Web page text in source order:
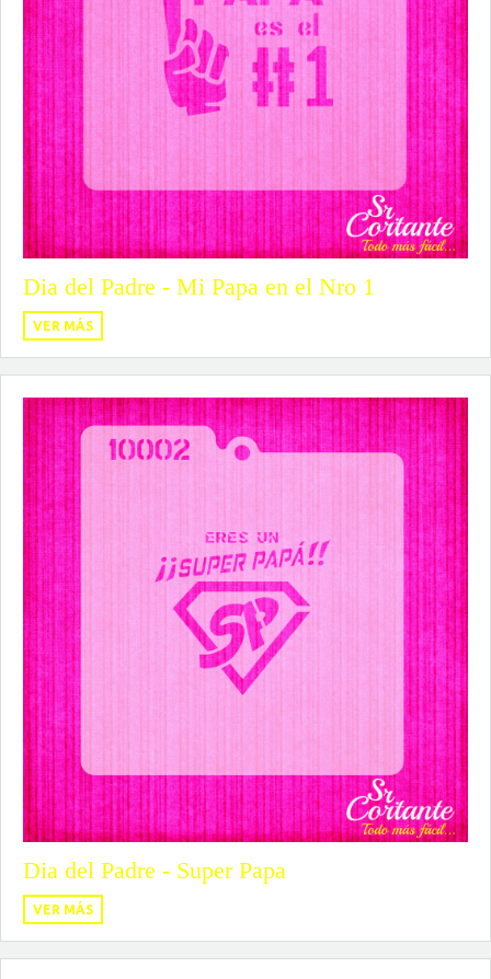
Dia del Padre - Mi Papa en el Nro 1
VER MÁS
Dia del Padre - Super Papa
VER MÁS